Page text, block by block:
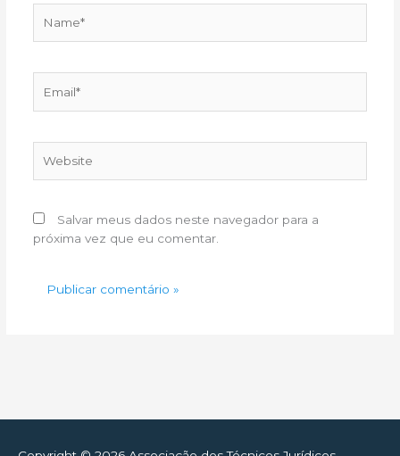
Salvar meus dados neste navegador para a
próxima vez que eu comentar.